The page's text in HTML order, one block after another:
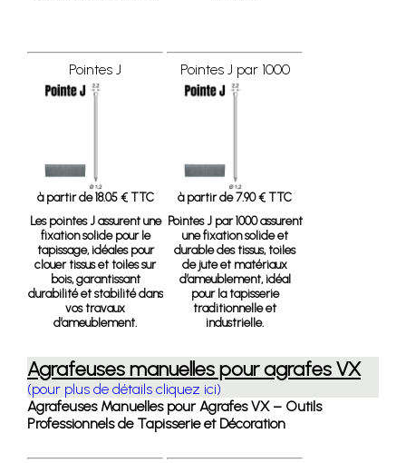
Pointes J
à partir de 18.05 € TTC
Les pointes J assurent une
fixation solide pour le
tapissage, idéales pour
clouer tissus et toiles sur
bois, garantissant
durabilité et stabilité dans
vos travaux
d’ameublement.
Pointes J par 1000
à partir de 7.90 € TTC
Pointes J par 1000assurent
une fixation solide et
durable des tissus, toiles
de jute et matériaux
d’ameublement, idéal
pour la tapisserie
traditionnelle et
industrielle.
Agrafeuses manuelles pour agrafes VX
(pour plus de détails cliquez ici)
Agrafeuses Manuelles pour Agrafes VX – Outils
Professionnels de Tapisserie et Décoration